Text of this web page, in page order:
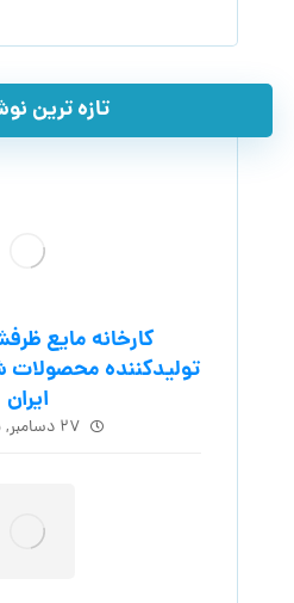
تازه ترین
کارخانه مایع
تولیدکننده محصولات
ایران
۲۷ دسامبر, ۲۰۲۵